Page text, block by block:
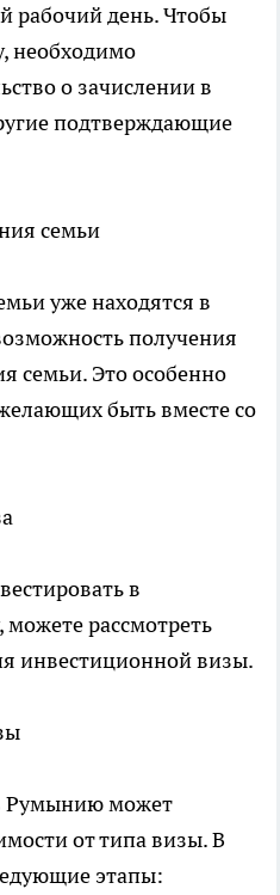
рабочий день. Чтобы
необходимо
о зачислении в
подтверждающие
семьи
уже находятся в
получения
семьи. Это особенно
быть вместе со
в
рассмотреть
инвестиционной визы.
Румынию может
от типа визы. В
этапы: